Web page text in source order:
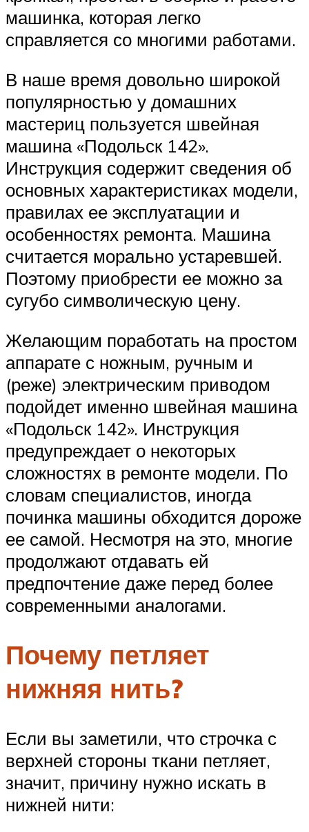
машинка, которая легко
справляется со многими работами.
В наше время довольно широкой
популярностью у домашних
мастериц пользуется швейная
машина «Подольск 142».
Инструкция содержит сведения об
основных характеристиках модели,
правилах ее эксплуатации и
особенностях ремонта. Машина
считается морально устаревшей.
Поэтому приобрести ее можно за
сугубо символическую цену.
Желающим поработать на простом
аппарате с ножным, ручным и
(реже) электрическим приводом
подойдет именно швейная машина
«Подольск 142». Инструкция
предупреждает о некоторых
сложностях в ремонте модели. По
словам специалистов, иногда
починка машины обходится дороже
ее самой. Несмотря на это, многие
продолжают отдавать ей
предпочтение даже перед более
современными аналогами.
Почему петляет
нижняя нить?
Если вы заметили, что строчка с
верхней стороны ткани петляет,
значит, причину нужно искать в
нижней нити: